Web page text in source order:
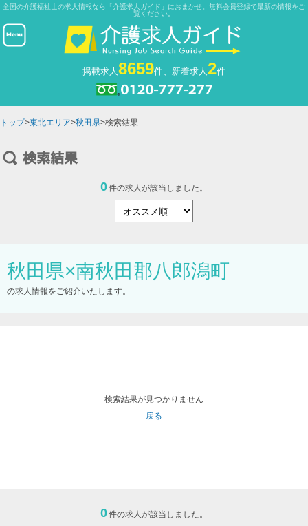
全国の介護福祉士の求人情報なら「介護求人ガイド」におまかせ。無料会員登録で最新の情報をご
覧ください。
掲載求人8659件、新着求人2件
トップ>東北エリア>秋田県>検索結果
0件の求人が該当しました。
秋田県×南秋田郡八郎潟町
の求人情報をご紹介いたします。
検索結果が見つかりません
戻る
0件の求人が該当しました。